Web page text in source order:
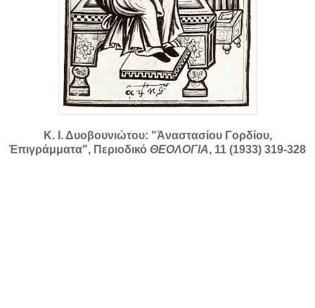
Κ. Ι. Δυοβουνιώτου: "Ἀναστασίου Γορδίου,
Ἐπιγράμματα", Περιοδικό ΘΕΟΛΟΓΙΑ, 11 (1933) 319-328